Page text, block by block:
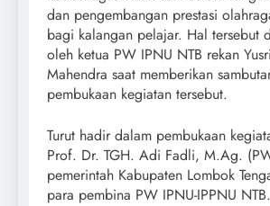
dan pengembangan prestasi
bagi kalangan pelajar. Hal tersebut
oleh ketua PW IPNU NTB rekan
Mahendra saat memberikan
pembukaan kegiatan tersebut.
Turut hadir dalam pembukaan
Prof. Dr. TGH. Adi Fadli, M.Ag.
pemerintah Kabupaten Lombok
para pembina PW IPNU-IPPNU NTB.